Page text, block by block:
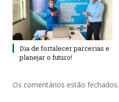
Dia de fortalecer parcerias e
planejar o futuro!
Os comentários estão fechados.